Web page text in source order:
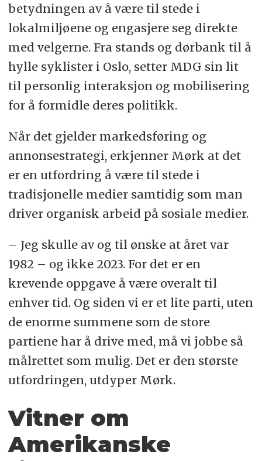
betydningen av å være til stede i
lokalmiljøene og engasjere seg direkte
med velgerne. Fra stands og dørbank til å
hylle syklister i Oslo, setter MDG sin lit
til personlig interaksjon og mobilisering
for å formidle deres politikk.
Når det gjelder markedsføring og
annonsestrategi, erkjenner Mørk at det
er en utfordring å være til stede i
tradisjonelle medier samtidig som man
driver organisk arbeid på sosiale medier.
– Jeg skulle av og til ønske at året var
1982 – og ikke 2023. For det er en
krevende oppgave å være overalt til
enhver tid. Og siden vi er et lite parti, uten
de enorme summene som de store
partiene har å drive med, må vi jobbe så
målrettet som mulig. Det er den største
utfordringen, utdyper Mørk.
Vitner om
Amerikanske